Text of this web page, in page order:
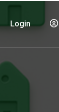
Login